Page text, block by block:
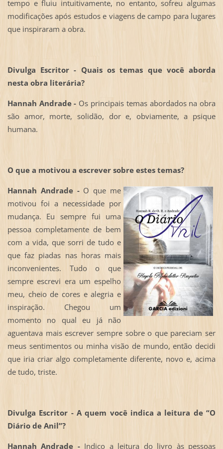
tempo e fluiu intuitivamente, no entanto, sofreu algumas
modificações após estudos e viagens de campo para lugares
que inspiraram a obra.
Divulga Escritor - Quais os temas que você aborda
nesta obra literária?
Hannah Andrade - Os principais temas abordados na obra
são amor, morte, solidão, dor e, obviamente, a psique
humana.
O que a motivou a escrever sobre estes temas?
Hannah Andrade -O que me
motivou foi a necessidade por
mudança. Eu sempre fui uma
pessoa completamente de bem
com a vida, que sorri de tudo e
que faz piadas nas horas mais
inconvenientes. Tudo o que
sempre escrevi era um espelho
meu, cheio de cores e alegria e
inspiração. Chegou um
momento no qual eu já não
aguentava mais escrever sempre sobre o que pareciam ser
meus sentimentos ou minha visão de mundo, então decidi
que iria criar algo completamente diferente, novo e, acima
de tudo, triste.
Divulga Escritor - A quem você indica a leitura de “O
Diário de Anil”?
Hannah Andrade -Indico a leitura do livro às pessoas